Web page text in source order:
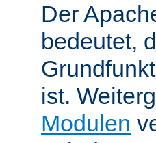
Der
bedeutet,
ist.
Modulen